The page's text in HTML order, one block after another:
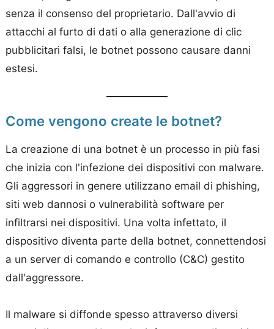
senza il consenso del proprietario. Dall'avvio di
attacchi al furto di dati o alla generazione di clic
pubblicitari falsi, le botnet possono causare danni
estesi.
Come vengono create le botnet?
La creazione di una botnet è un processo in più fasi
che inizia con l'infezione dei dispositivi con malware.
Gli aggressori in genere utilizzano email di phishing,
siti web dannosi o vulnerabilità software per
infiltrarsi nei dispositivi. Una volta infettato, il
dispositivo diventa parte della botnet, connettendosi
a un server di comando e controllo (C&C) gestito
dall'aggressore.
Il malware si diffonde spesso attraverso diversi